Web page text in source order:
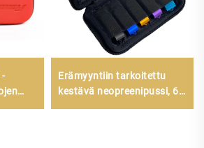
-
Erämyyntiin tarkoitettu
kestävä neopreenipussi, 6